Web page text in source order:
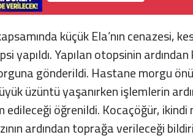
küçük Ela’nın cenazesi,
yapıldı. Yapılan otopsinin
gönderildi. Hastane morgu
üzüntü yaşanırken işlemlerin
öğrenildi. Kocaçöğür, ikindi
ardından toprağa verileceği